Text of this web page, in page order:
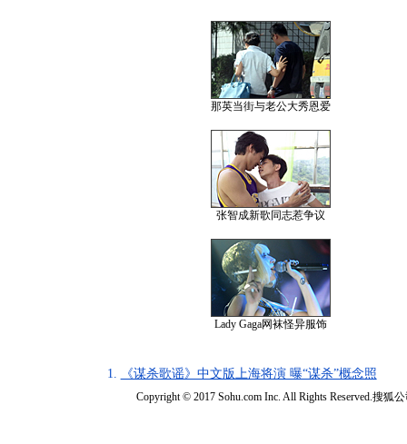
那英当街与老公大秀恩爱
张智成新歌同志惹争议
Lady Gaga网袜怪异服饰
1. 《谋杀歌谣》中文版上海将演 曝“谋杀”概念照
Copyright © 2017 Sohu.com Inc. All Rights Reserved.搜狐